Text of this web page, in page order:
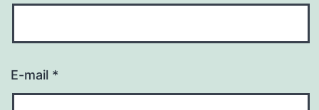
E-mail *